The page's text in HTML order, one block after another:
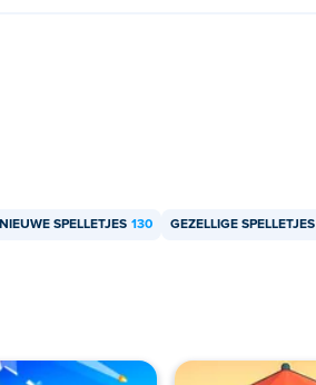
NIEUWE SPELLETJES 130 GEZELLIGE SPELLETJES